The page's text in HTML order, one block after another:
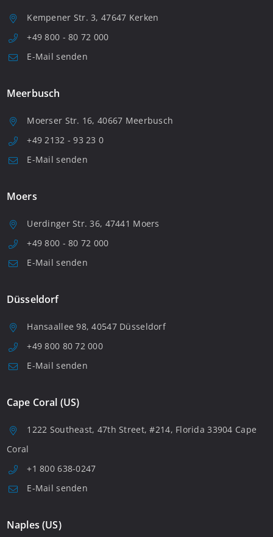
Kempener Str. 3, 47647 Kerken
+49 800 - 80 72 000
E-Mail senden
Meerbusch
Moerser Str. 16, 40667 Meerbusch
+49 2132 - 93 23 0
E-Mail senden
Moers
Uerdinger Str. 36, 47441 Moers
+49 800 - 80 72 000
E-Mail senden
Düsseldorf
Hansaallee 98, 40547 Düsseldorf
+49 800 80 72 000
E-Mail senden
Cape Coral (US)
1222 Southeast, 47th Street, #214, Florida 33904 Cape
Coral
+1 800 638-0247
E-Mail senden
Naples (US)